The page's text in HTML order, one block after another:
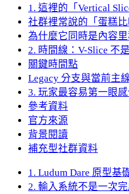
1. 這裡的「Vertical
社群裡常說的「蛋糕比
為什麼它同時是內容
2. 時間線：V-Slice 不
關鍵時間點
Legacy 分支與當前主
3. 玩家最容易第一眼
參考資料
官方來源
背景閱讀
補充型社群資料
1. Ludum Dare 原型基
2. 輸入系統不是一次